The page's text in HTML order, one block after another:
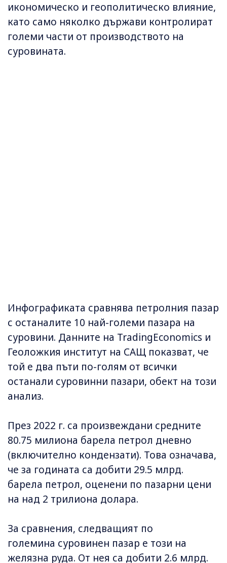
икономическо и геополитическо влияние,
като само няколко държави контролират
големи части от производството на
суровината.
Инфографиката сравнява петролния пазар
с останалите 10 най-големи пазара на
суровини. Данните на TradingEconomics и
Геоложкия институт на САЩ показват, че
той е два пъти по-голям от всички
останали суровинни пазари, обект на този
анализ.
През 2022 г. са произвеждани средните
80.75 милиона барела петрол дневно
(включително кондензати). Това означава,
че за годината са добити 29.5 млрд.
барела петрол, оценени по пазарни цени
на над 2 трилиона долара.
За сравнения, следващият по
големина суровинен пазар е този на
желязна руда. От нея са добити 2.6 млрд.